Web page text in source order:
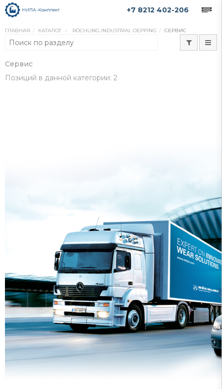
+7 8212 402-206
ГЛАВНАЯ КАТАЛОГ RÖCHLING INDUSTRIAL OEPPING СЕРВИС
Сервис
Позиций в данной категории: 2